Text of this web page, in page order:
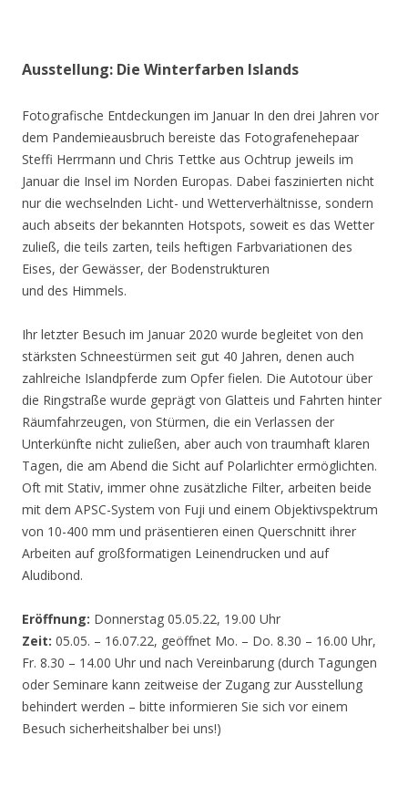
Ausstellung: Die Winterfarben Islands
Fotografische Entdeckungen im Januar In den drei Jahren vor
dem Pandemieausbruch bereiste das Fotografenehepaar
Steffi Herrmann und Chris Tettke aus Ochtrup jeweils im
Januar die Insel im Norden Europas. Dabei faszinierten nicht
nur die wechselnden Licht- und Wetterverhältnisse, sondern
auch abseits der bekannten Hotspots, soweit es das Wetter
zuließ, die teils zarten, teils heftigen Farbvariationen des
Eises, der Gewässer, der Bodenstrukturen
und des Himmels.
Ihr letzter Besuch im Januar 2020 wurde begleitet von den
stärksten Schneestürmen seit gut 40 Jahren, denen auch
zahlreiche Islandpferde zum Opfer fielen. Die Autotour über
die Ringstraße wurde geprägt von Glatteis und Fahrten hinter
Räumfahrzeugen, von Stürmen, die ein Verlassen der
Unterkünfte nicht zuließen, aber auch von traumhaft klaren
Tagen, die am Abend die Sicht auf Polarlichter ermöglichten.
Oft mit Stativ, immer ohne zusätzliche Filter, arbeiten beide
mit dem APSC-System von Fuji und einem Objektivspektrum
von 10-400 mm und präsentieren einen Querschnitt ihrer
Arbeiten auf großformatigen Leinendrucken und auf
Aludibond.
Eröffnung: Donnerstag 05.05.22, 19.00 Uhr
Zeit: 05.05. – 16.07.22, geöffnet Mo. – Do. 8.30 – 16.00 Uhr,
Fr. 8.30 – 14.00 Uhr und nach Vereinbarung (durch Tagungen
oder Seminare kann zeitweise der Zugang zur Ausstellung
behindert werden – bitte informieren Sie sich vor einem
Besuch sicherheitshalber bei uns!)